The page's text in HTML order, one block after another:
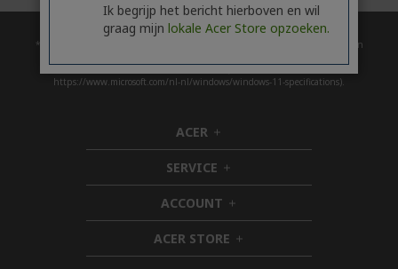
* Tijdstip van de upgrade verschilt mogelijk per apparaat. Beschikbaarheid en
https://www.microsoft.com/nl-nl/windows/windows-11-specifications).
ACER h
i
d
d
e
n
SERVICE h
i
d
d
e
n
ACCOUNT h
i
d
d
ACER STORE h
i
Ik begrijp het bericht hierboven en wil
graag mijn lokale Acer Store opzoeken.